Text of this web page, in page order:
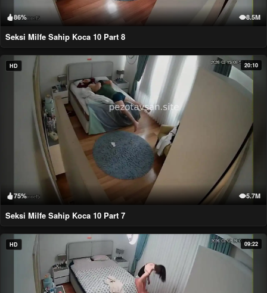
86% 8.5M
Seksi Milfe Sahip Koca 10 Part 8
HD 20:10
75% 5.7M
Seksi Milfe Sahip Koca 10 Part 7
HD 09:22